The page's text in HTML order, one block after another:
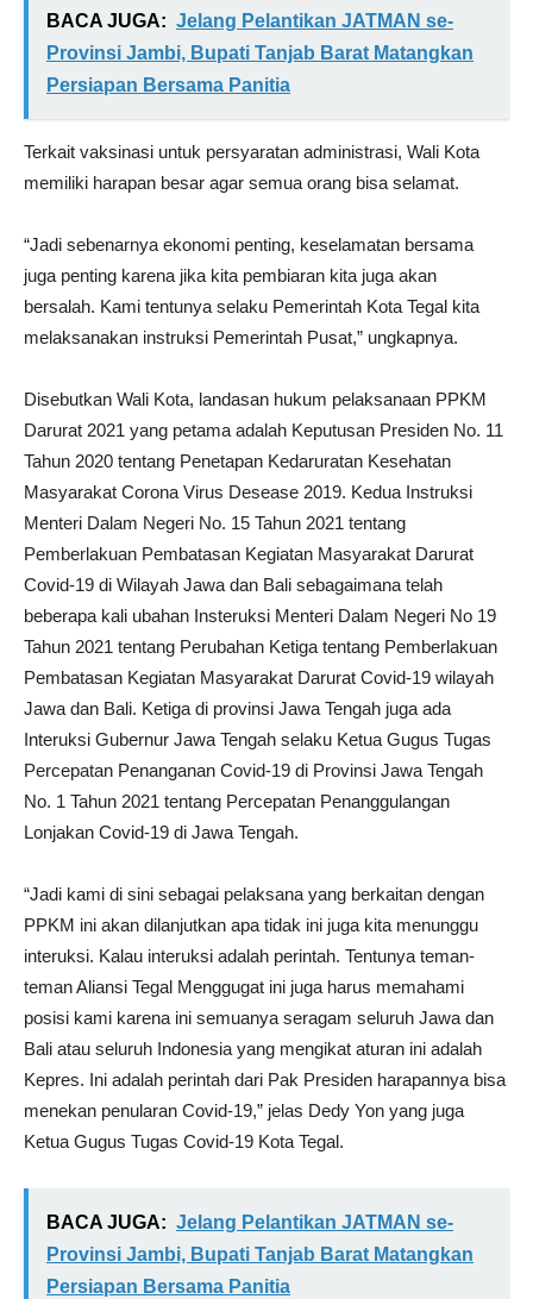
BACA JUGA: Jelang Pelantikan JATMAN se-
Provinsi Jambi, Bupati Tanjab Barat Matangkan
Persiapan Bersama Panitia
Terkait vaksinasi untuk persyaratan administrasi, Wali Kota
memiliki harapan besar agar semua orang bisa selamat.
“Jadi sebenarnya ekonomi penting, keselamatan bersama
juga penting karena jika kita pembiaran kita juga akan
bersalah. Kami tentunya selaku Pemerintah Kota Tegal kita
melaksanakan instruksi Pemerintah Pusat,” ungkapnya.
Disebutkan Wali Kota, landasan hukum pelaksanaan PPKM
Darurat 2021 yang petama adalah Keputusan Presiden No. 11
Tahun 2020 tentang Penetapan Kedaruratan Kesehatan
Masyarakat Corona Virus Desease 2019. Kedua Instruksi
Menteri Dalam Negeri No. 15 Tahun 2021 tentang
Pemberlakuan Pembatasan Kegiatan Masyarakat Darurat
Covid-19 di Wilayah Jawa dan Bali sebagaimana telah
beberapa kali ubahan Insteruksi Menteri Dalam Negeri No 19
Tahun 2021 tentang Perubahan Ketiga tentang Pemberlakuan
Pembatasan Kegiatan Masyarakat Darurat Covid-19 wilayah
Jawa dan Bali. Ketiga di provinsi Jawa Tengah juga ada
Interuksi Gubernur Jawa Tengah selaku Ketua Gugus Tugas
Percepatan Penanganan Covid-19 di Provinsi Jawa Tengah
No. 1 Tahun 2021 tentang Percepatan Penanggulangan
Lonjakan Covid-19 di Jawa Tengah.
“Jadi kami di sini sebagai pelaksana yang berkaitan dengan
PPKM ini akan dilanjutkan apa tidak ini juga kita menunggu
interuksi. Kalau interuksi adalah perintah. Tentunya teman-
teman Aliansi Tegal Menggugat ini juga harus memahami
posisi kami karena ini semuanya seragam seluruh Jawa dan
Bali atau seluruh Indonesia yang mengikat aturan ini adalah
Kepres. Ini adalah perintah dari Pak Presiden harapannya bisa
menekan penularan Covid-19,” jelas Dedy Yon yang juga
Ketua Gugus Tugas Covid-19 Kota Tegal.
BACA JUGA: Jelang Pelantikan JATMAN se-
Provinsi Jambi, Bupati Tanjab Barat Matangkan
Persiapan Bersama Panitia